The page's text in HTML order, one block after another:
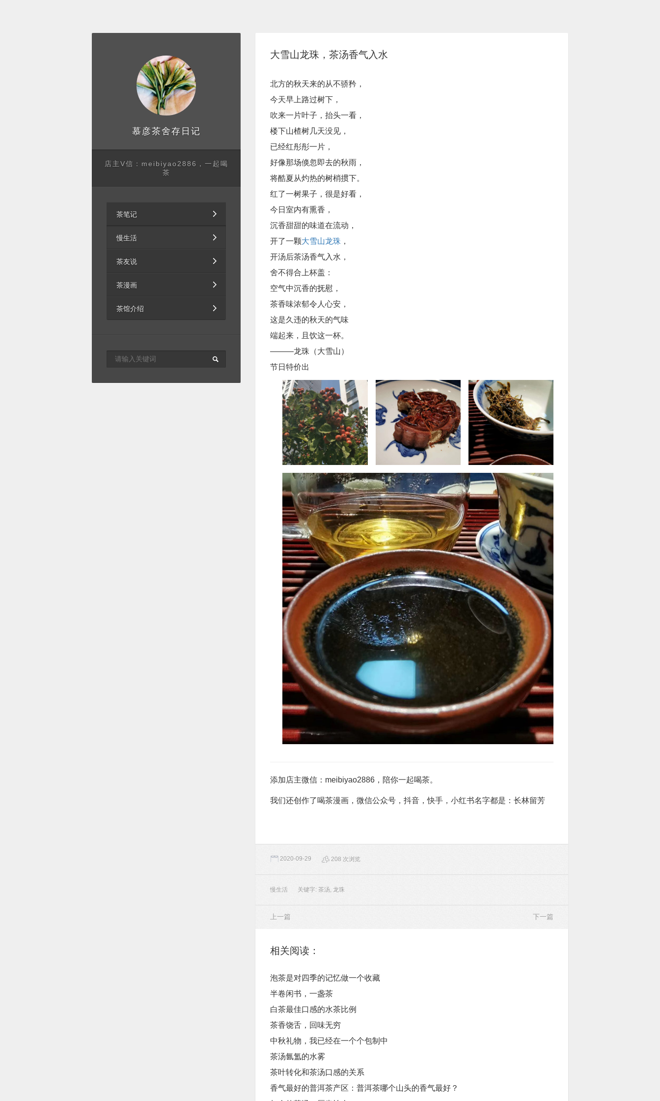
慕彦茶舍存日记
店主V信：meibiyao2886，一起喝
茶
茶笔记
慢生活
茶友说
茶漫画
茶馆介绍
大雪山龙珠，茶汤香气入水
北方的秋天来的从不骄矜，
今天早上路过树下，
吹来一片叶子，抬头一看，
楼下山楂树几天没见，
已经红彤彤一片，
好像那场倏忽即去的秋雨，
将酷夏从灼热的树梢掼下。
红了一树果子，很是好看，
今日室内有熏香，
沉香甜甜的味道在流动，
开了一颗大雪山龙珠 ，
开汤后茶汤香气入水，
舍不得合上杯盖：
空气中沉香的抚慰，
茶香味浓郁令人心安，
这是久违的秋天的气味
端起来，且饮这一杯。
———龙珠（大雪山）
节日特价出
添加店主微信：meibiyao2886，陪你一起喝茶。
我们还创作了喝茶漫画，微信公众号，抖音，快手，小红书名字都是：长林留芳
2020-09-29 208 次浏览
慢生活 关键字:茶汤,龙珠
上一篇 下一篇
相关阅读：
泡茶是对四季的记忆做一个收藏
半卷闲书，一盏茶
白茶最佳口感的水茶比例
茶香饶舌，回味无穷
中秋礼物，我已经在一个个包制中
茶汤氤氲的水雾
茶叶转化和茶汤口感的关系
香气最好的普洱茶产区：普洱茶哪个山头的香气最好？